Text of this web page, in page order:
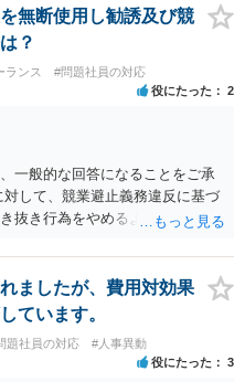
ょう。 特に後者については、違
て雇い主に指導をしてもらう手
条）。 前者については労働基
請求を依頼したり、裁判所に民
方法を取ることになるでしょ
無断使用し勧誘及び競
？
ランス #問題社員の対応
役にたった 2
一般的な回答になることをご承
して、競業避止義務違反に基づ
抜き行為をやめるように求める
や、同意なく顧客の電話番号やL
持ち出して勧誘をしていることに
るものと考えられます。 もっと
出社もしていないということで
いになり、競業避止義務条項の
害賠償請求を行うにしても損害
ましたが、費用対効果
ています。
題社員の対応 #人事異動
役にたった 3